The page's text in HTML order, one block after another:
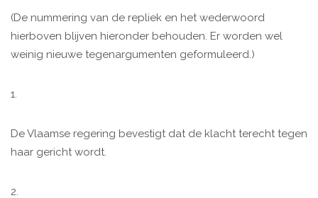
(De nummering van de repliek en het wederwoord
hierboven blijven hieronder behouden. Er worden wel
weinig nieuwe tegenargumenten geformuleerd.)
1.
De Vlaamse regering bevestigt dat de klacht terecht tegen
haar gericht wordt.
2.